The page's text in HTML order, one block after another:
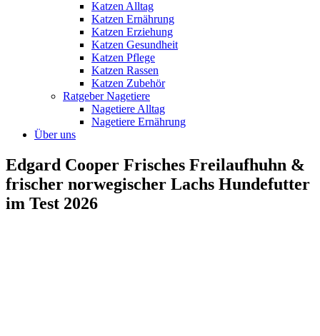
Katzen Alltag
Katzen Ernährung
Katzen Erziehung
Katzen Gesundheit
Katzen Pflege
Katzen Rassen
Katzen Zubehör
Ratgeber Nagetiere
Nagetiere Alltag
Nagetiere Ernährung
Über uns
Edgard Cooper Frisches Freilaufhuhn &
frischer norwegischer Lachs Hundefutter
im Test 2026